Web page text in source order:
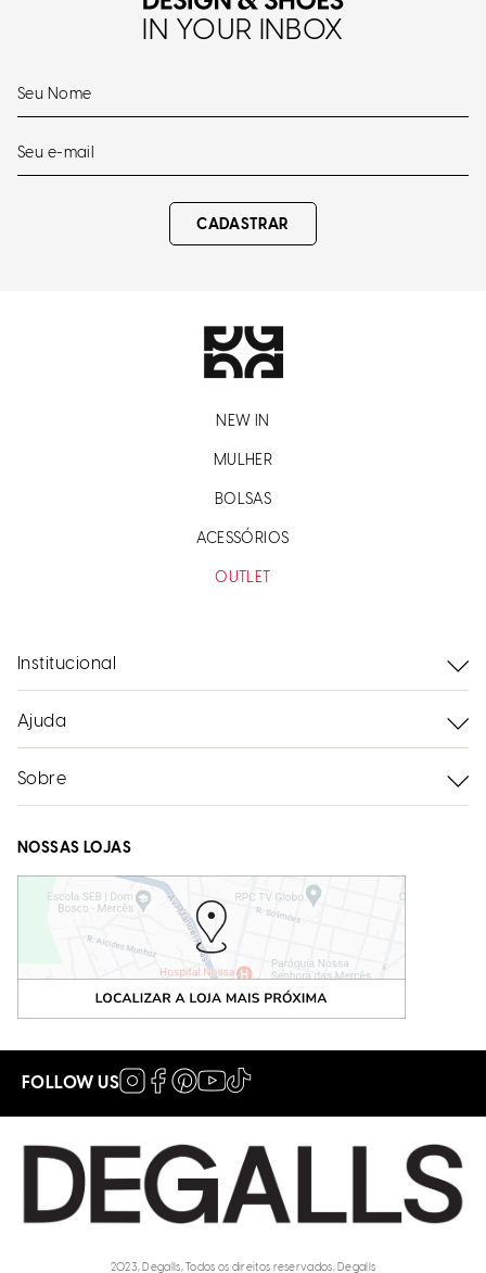
IN YOUR INBOX
CADASTRAR
NEW IN
MULHER
BOLSAS
ACESSÓRIOS
OUTLET
Institucional
Ajuda
Sobre
NOSSAS LOJAS
FOLLOW US
2023, Degalls, Todos os direitos reservados, Degalls